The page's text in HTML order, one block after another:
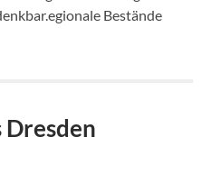
Bestände
Dresden